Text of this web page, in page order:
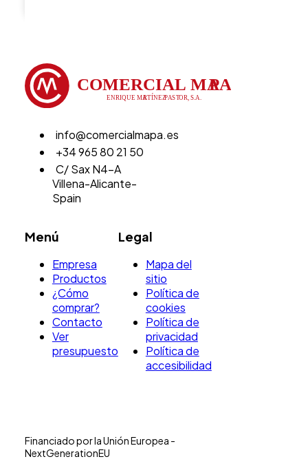
info@comercialmapa.es
+34 965 80 21 50
C/ Sax N4-A
Villena-Alicante-
Spain
Menú
Empresa
Productos
¿Cómo
comprar?
Contacto
Ver
presupuesto
Legal
Mapa del
sitio
Política de
cookies
Política de
privacidad
Política de
accesibilidad
Financiado por la Unión Europea -
NextGenerationEU